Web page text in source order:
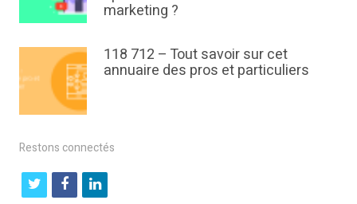
marketing ?
118 712 – Tout savoir sur cet
annuaire des pros et particuliers
Restons connectés
t
f
l